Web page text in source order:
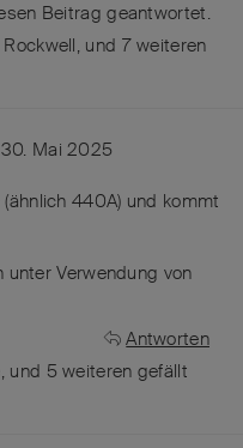
Beitrag geantwortet.
Rockwell, und 7weiteren
30. Mai 2025
(ähnlich 440A) und kommt
Verwendung von
Antworten
, und 5 weiteren gefällt